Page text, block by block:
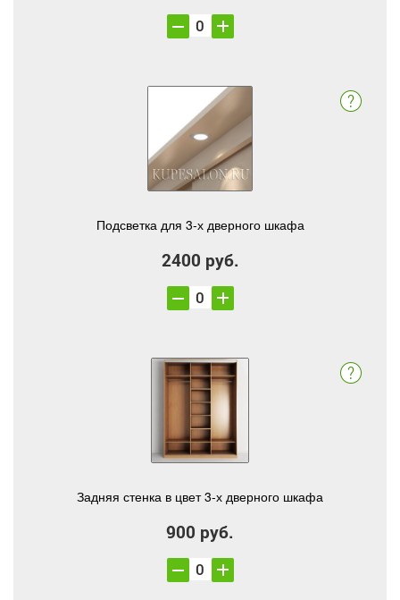
Подсветка для 3-х дверного шкафа
2400 руб.
Задняя стенка в цвет 3-х дверного шкафа
900 руб.